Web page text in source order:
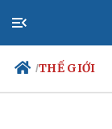
/THẾ GIỚI